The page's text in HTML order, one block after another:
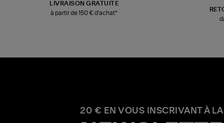
LIVRAISON GRATUITE
à partir de 150 € d'achat*
20 € EN VOUS INSCRIVANT À LA